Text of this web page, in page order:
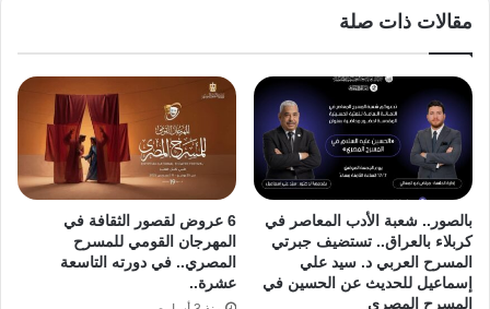
مقالات ذات صلة
بالصور.. شعبة الأدب المعاصر في
كربلاء بالعراق.. تستضيف جبرتي
المسرح العربي د. سيد علي
إسماعيل للحديث عن الحسين في
المسرح المصري
6 عروض لقصور الثقافة في
المهرجان القومي للمسرح
المصري.. في دورته التاسعة
عشرة..